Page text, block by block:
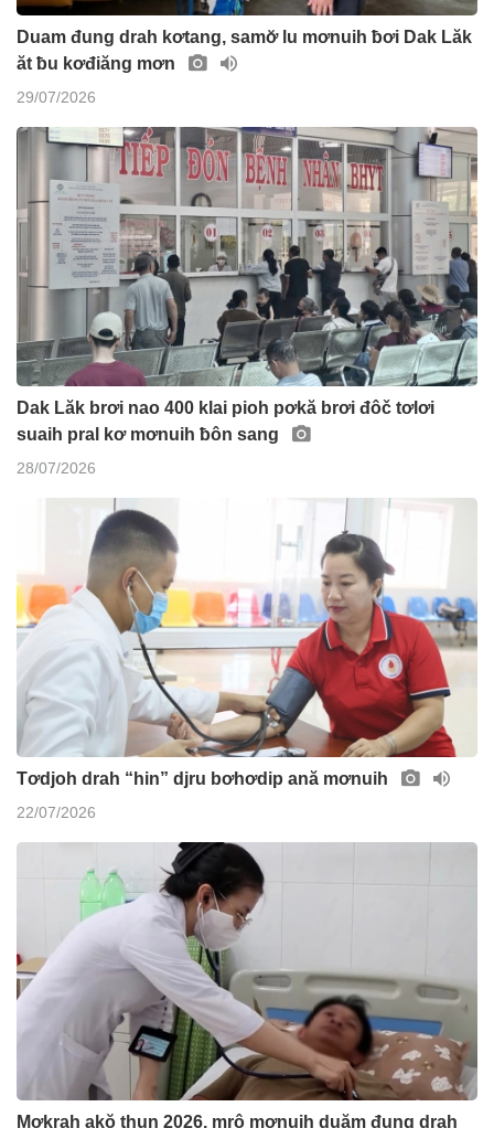
Duam đung drah kơtang, samơ̆ lu mơnuih ƀơi Dak Lăk
ăt ƀu kơđiăng mơn
29/07/2026
Dak Lăk brơi nao 400 klai pioh pơkă brơi đôč tơlơi
suaih pral kơ mơnuih ƀôn sang
28/07/2026
Tơdjoh drah “hin” djru bơhơdip ană mơnuih
22/07/2026
Mơkrah akŏ thun 2026, mrô mơnuih duăm đung drah